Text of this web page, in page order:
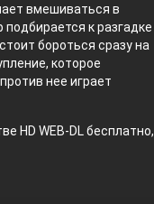
вмешиваться в
к разгадке
бороться сразу на
которое
нее играет
HD WEB-DL бесплатно,